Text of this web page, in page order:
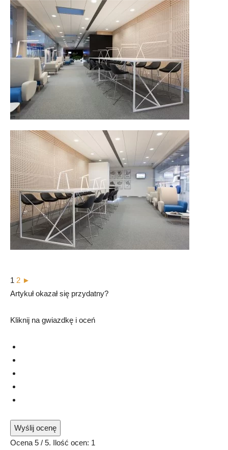
1 2 ►
Artykuł okazał się przydatny?
Kliknij na gwiazdkę i oceń
Wyślij ocenę
Ocena5 / 5. Ilość ocen: 1